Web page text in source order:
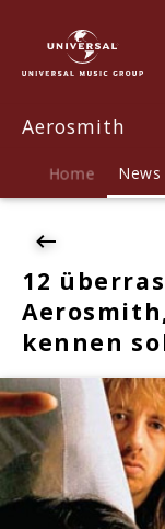
überraschende
Aerosmith,
echte
kennen
sollten
Aerosmith
Home News
12
kennen